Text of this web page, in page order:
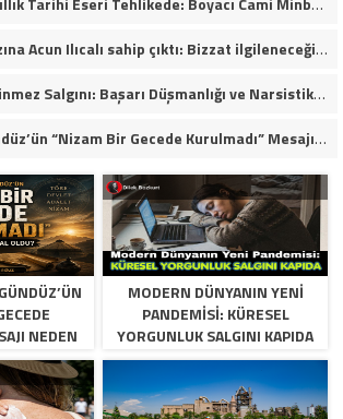
Eren Kaşıkçı’nın kızına Acun Ilıcalı sahip çıktı: Bizzat ilgileneceğim
Modern Çağın Görünmez Salgını: Başarı Düşmanlığı ve Narsistik Yükseliş
İbrahim Murat Gündüz’ün “Nizam Bir Gecede Kurulmadı” Mesajı Sosyal Medyada Geniş Yankı Uyandırdı
NEDEN
MODERN DÜNYANIN YENI
PANDEMISI: KÜRESEL
YORGUNLUK SALGINI KAPIDA